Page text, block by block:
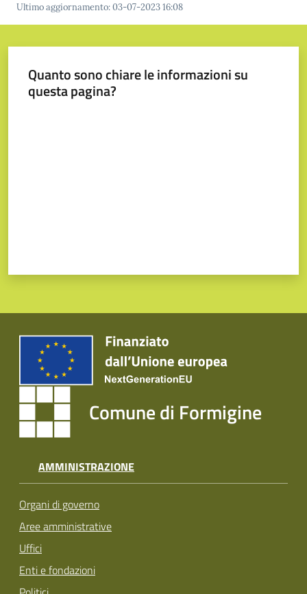
appuntamenti
e
argomenti...
Seguici
su
Ultimo aggiornamento:03-07-2023 16:08
Quanto sono chiare le informazioni su
questa pagina?
Comune di Formigine
AMMINISTRAZIONE
Organi di governo
Aree amministrative
Uffici
Enti e fondazioni